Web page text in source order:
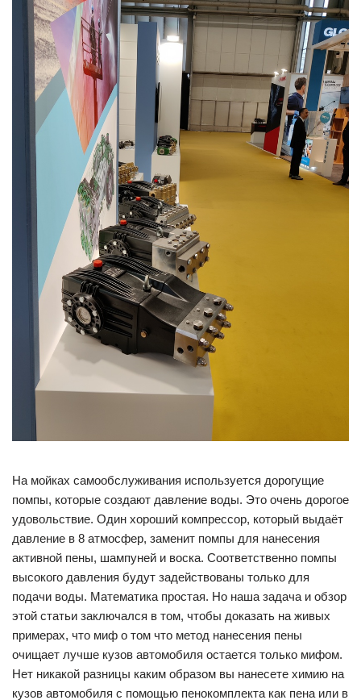
На мойках самообслуживания используется дорогущие
помпы, которые создают давление воды. Это очень дорогое
удовольствие. Один хороший компрессор, который выдаёт
давление в 8 атмосфер, заменит помпы для нанесения
активной пены, шампуней и воска. Соответственно помпы
высокого давления будут задействованы только для
подачи воды. Математика простая. Но наша задача и обзор
этой статьи заключался в том, чтобы доказать на живых
примерах, что миф о том что метод нанесения пены
очищает лучше кузов автомобиля остается только мифом.
Нет никакой разницы каким образом вы нанесете химию на
кузов автомобиля с помощью пенокомплекта как пена или в